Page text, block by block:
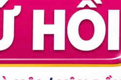
14.499.000đ Xem chi